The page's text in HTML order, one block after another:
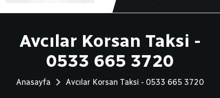
Avcılar Korsan Taksi -
0533 665 3720
Anasayfa Avcılar Korsan Taksi - 0533 665 3720